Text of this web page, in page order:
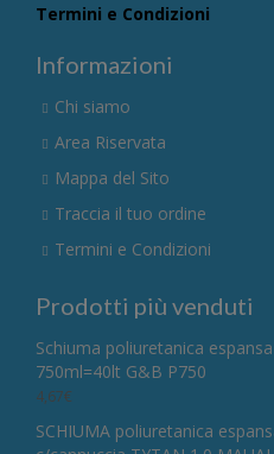
Termini e Condizioni
Informazioni
Chi siamo
Area Riservata
Mappa del Sito
Traccia il tuo ordine
Termini e Condizioni
Prodotti più venduti
Schiuma poliuretanica
750ml=40lt G&B P750
4,67€
SCHIUMA poliuretanica